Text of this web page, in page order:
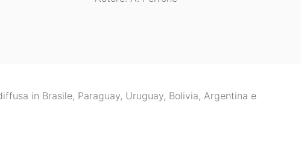
in Brasile, Paraguay, Uruguay, Bolivia, Argentina e